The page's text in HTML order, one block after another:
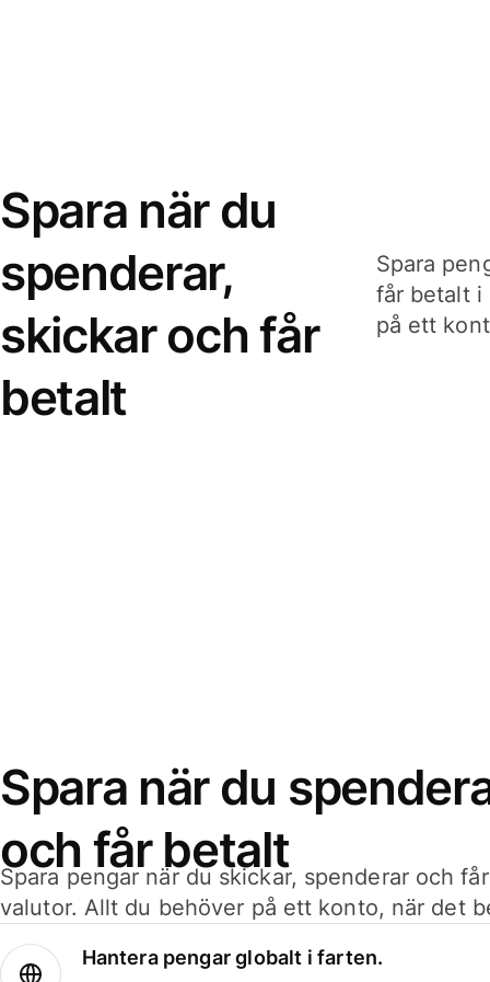
Spara när du
spenderar,
skickar och får
betalt
Spara
får betalt i
på ett
Spara när du
och får betalt
Spara pengar när du skickar, spenderar och
valutor. Allt du behöver på ett konto, när det
Hantera pengar globalt i farten.